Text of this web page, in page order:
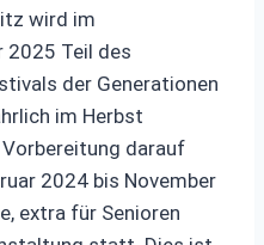
wird im
Teil des
der Generationen
im Herbst
darauf
2024 bis November
extra für Senioren